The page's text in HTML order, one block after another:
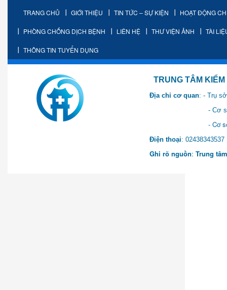
TRANG CHỦ GIỚI THIỆU TIN TỨC – SỰ KIỆN HOẠT ĐỘNG
PHÒNG CHỐNG DỊCH BỆNH LIÊN HỆ THƯ VIỆN ẢNH TÀI
THÔNG TIN TUYỂN DỤNG
TRUNG TÂM KIỂM SOÁT
Địa chỉ cơ quan: - Trụ
- Cơ sở 2: Khu Hành
- Cơ sở 3: Số 1 Ngõ 2
Điện thoại:
Ghi rõ nguồn: Trung